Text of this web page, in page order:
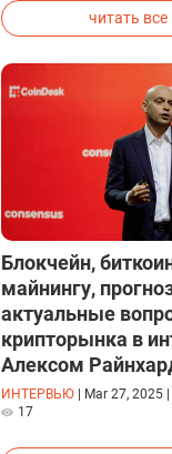
читать
Блокчейн,
майнингу,
актуальные
крипторынка в
Алексом
ИНТЕРВЬЮ Mar 27, 2025
17